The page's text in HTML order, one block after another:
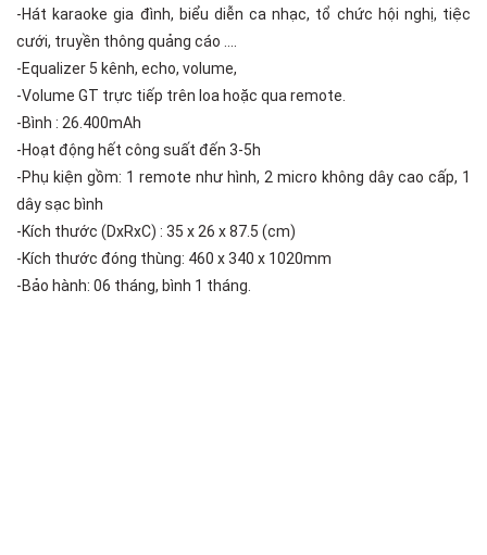
-Hát karaoke gia đình, biểu diễn ca nhạc, tổ chức hội nghị, tiệc
cưới, truyền thông quảng cáo ….
-Equalizer 5 kênh, echo, volume,
-Volume GT trực tiếp trên loa hoặc qua remote.
-Bình : 26.400mAh
-Hoạt động hết công suất đến 3-5h
-Phụ kiện gồm: 1 remote như hình, 2 micro không dây cao cấp, 1
dây sạc bình
-Kích thước (DxRxC) : 35 x 26 x 87.5 (cm)
-Kích thước đóng thùng: 460 x 340 x 1020mm
-Bảo hành: 06 tháng, bình 1 tháng.